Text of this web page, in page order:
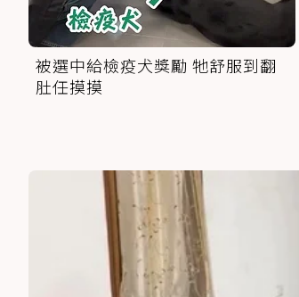
被選中給檢疫犬獎勵 牠舒服到翻
肚任摸摸